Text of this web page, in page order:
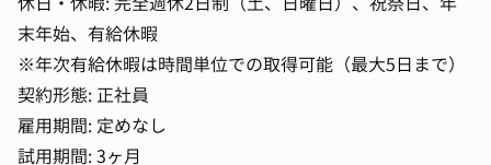
末年始、有給休暇
※年次有給休暇は時間単位での取得可能（最大5日まで）
契約形態: 正社員
雇用期間: 定めなし
試用期間: 3ヶ月